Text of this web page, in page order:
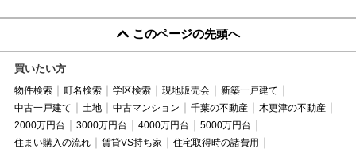
このページの先頭へ
買いたい方
物件検索 町名検索 学区検索 現地販売会
新築一戸建て
中古一戸建て
土地 中古マンション 千葉の不動産
木更津の不動産
2000万円台
3000万円台 4000万円台
5000万円台
住まい購入の流れ
賃貸VS持ち家
住宅取得時の諸費用